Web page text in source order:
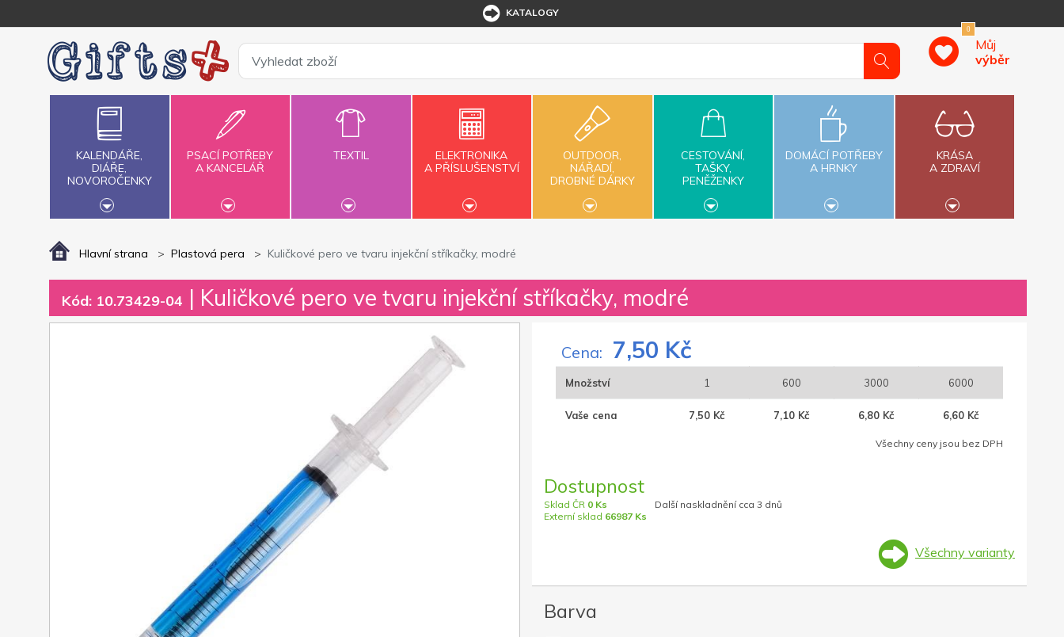
KATALOGY
0
Můj
výběr
KALENDÁŘE,
DIÁŘE,
NOVOROČENKY
PSACÍ POTŘEBY
A KANCELÁŘ
TEXTIL
ELEKTRONIKA
A PŘÍSLUŠENSTVÍ
OUTDOOR,
NÁŘADÍ,
DROBNÉ DÁRKY
CESTOVÁNÍ,
TAŠKY,
PENĚŽENKY
DOMÁCÍ POTŘEBY
A HRNKY
KRÁSA
A ZDRAVÍ
Hlavní strana Plastová pera Kuličkové pero ve tvaru injekční stříkačky, modré
Kód: 10.73429-04 | Kuličkové pero ve tvaru injekční stříkačky, modré
Cena: 7,50 Kč
Množství 1 600 3000 6000
Vaše cena 7,50 Kč 7,10 Kč 6,80 Kč 6,60 Kč
Všechny ceny jsou bez DPH
Dostupnost
Sklad ČR 0 Ks
Externí sklad 66987 Ks
Další naskladnění cca 3 dnů
Všechny varianty
Barva